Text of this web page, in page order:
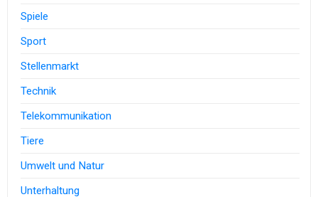
Spiele
Sport
Stellenmarkt
Technik
Telekommunikation
Tiere
Umwelt und Natur
Unterhaltung